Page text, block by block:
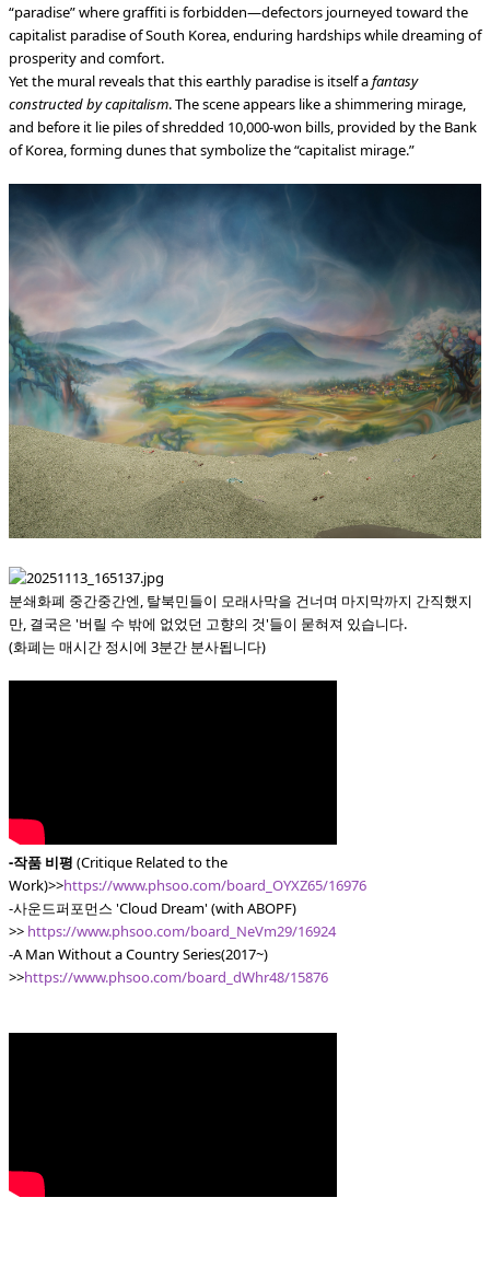
“paradise” where graffiti is forbidden—defectors journeyed toward the
capitalist paradise of South Korea, enduring hardships while dreaming of
prosperity and comfort.
Yet the mural reveals that this earthly paradise is itself afantasy
constructed by capitalism. The scene appears like a shimmering mirage,
and before it lie piles of shredded 10,000-won bills, provided by the Bank
of Korea, forming dunes that symbolize the “capitalist mirage.”
분쇄화폐 중간중간엔, 탈북민들이 모래사막을 건너며 마지막까지 간직했지
만, 결국은 '버릴 수 밖에 없었던 고향의 것'들이 묻혀져 있습니다.
(화폐는 매시간 정시에 3분간 분사됩니다)
-작품 비평 (Critique Related to the
Work)>>https://www.phsoo.com/board_OYXZ65/16976
-사운드퍼포먼스 'Cloud Dream' (with ABOPF)
>> https://www.phsoo.com/board_NeVm29/16924
-A Man Without a Country Series(2017~)
>>https://www.phsoo.com/board_dWhr48/15876